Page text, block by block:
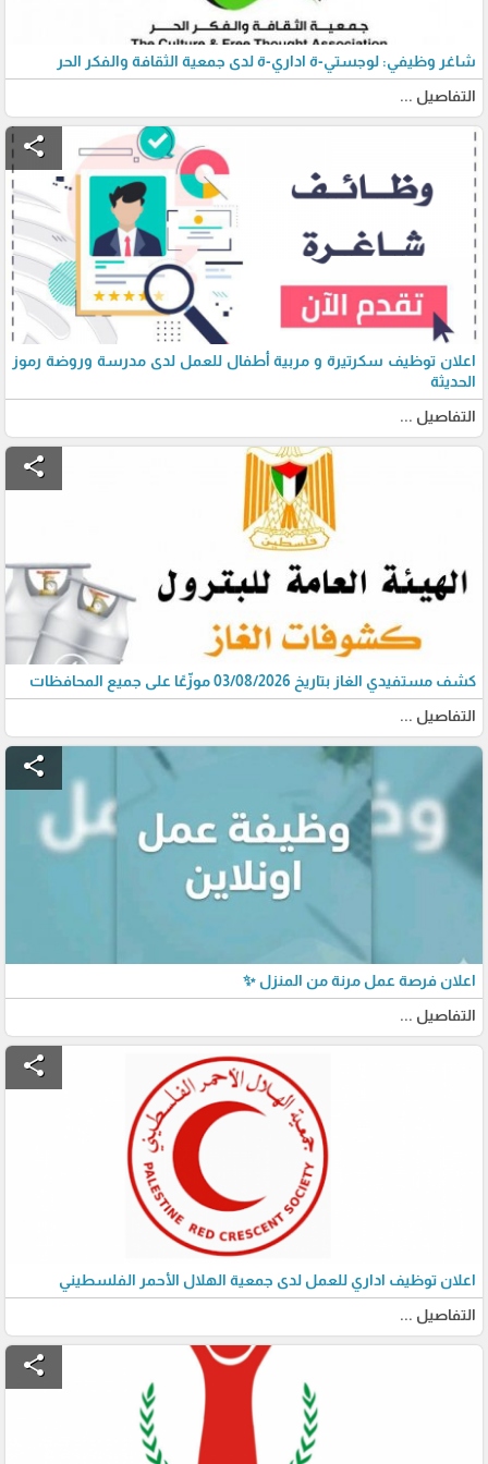
شاغر وظيفي: لوجستي-ة اداري-ة لدى جمعية الثقافة والفكر الحر
التفاصيل ...
share
اعلان توظيف سكرتيرة و مربية أطفال للعمل لدى مدرسة وروضة رموز
الحديثة
التفاصيل ...
share
كشف مستفيدي الغاز بتاريخ 03/08/2026 موزّعًا على جميع المحافظات
التفاصيل ...
share
اعلان فرصة عمل مرنة من المنزل ✨
التفاصيل ...
share
اعلان توظيف اداري للعمل لدى جمعية الهلال الأحمر الفلسطيني
التفاصيل ...
share